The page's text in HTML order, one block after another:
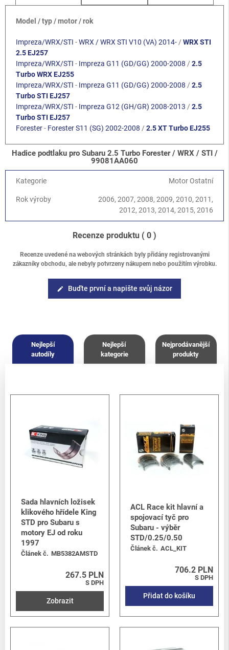
Model / typ / motor / rok
Impreza/WRX/STI -WRX / WRX STI V10 (VA) 2014- /WRX STI
2.5 EJ257
Impreza/WRX/STI - Impreza G11 (GD/GG) 2000-2008 /2.5
Turbo WRX EJ255
Impreza/WRX/STI - Impreza G11 (GD/GG) 2000-2008 /2.5
Turbo STI EJ257
Impreza/WRX/STI - Impreza G12 (GH/GR) 2008-2013 /2.5
Turbo STI EJ257
Forester- Forester S11 (SG) 2002-2008 /2.5 XT Turbo EJ255
Hadice podtlaku pro Subaru 2.5 Turbo Forester / WRX / STI /
99081AA060
Kategorie Motor Ostatní
Rok výroby
2006, 2007, 2008, 2009, 2010, 2011,
2012, 2013, 2014, 2015, 2016
Recenze produktu ( 0 )
Recenze uvedené na webových stránkách byly přidány registrovanými
zákazníky obchodu, ale nebyly potvrzeny nákupem nebo použitím výrobku.
edit Buďte první a napište svůj názor
Nejlepší
autodíly
Nejlepší
kategorie
Nejprodávanější
produkty
Sada hlavních ložisek
klikového hřídele King
STD pro Subaru s
motory EJ od roku
1997
Článek č. MB5382AMSTD
267.5 PLN
S DPH
Zobrazit
ACL Race kit hlavní a
spojovací tyč pro
Subaru - výběr
STD/0.25/0.50
Článek č. ACL_KIT
706.2 PLN
S DPH
Přidat do košíku